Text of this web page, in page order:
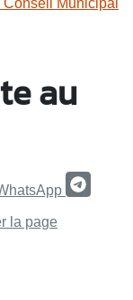
Conseil Municipal
au
la page